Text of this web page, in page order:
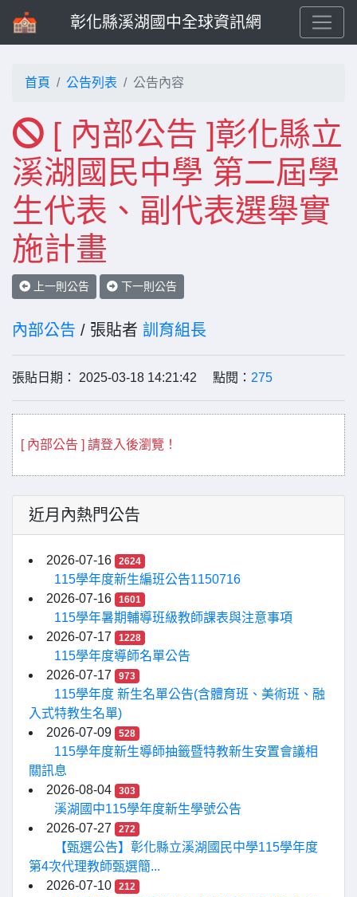
彰化縣溪湖國中全球資訊網
首頁 公告列表 公告內容
[ 內部公告 ]彰化縣立
溪湖國民中學 第二屆學
生代表、副代表選舉實
施計畫
上一則公告 下一則公告
內部公告 / 張貼者 訓育組長
張貼日期： 2025-03-18 14:21:42 點閱： 275
[ 內部公告 ] 請登入後瀏覽！
近月內熱門公告
2026-07-16 2624
115學年度新生編班公告1150716
2026-07-16
1601
115學年暑期輔導班級教師課表與注意事項
2026-07-17
1228
115學年度導師名單公告
2026-07-17
973
115學年度 新生名單公告(含體育班、美術班、融
入式特教生名單)
2026-07-09
528
115學年度新生導師抽籤暨特教新生安置會議相
關訊息
2026-08-04
303
溪湖國中115學年度新生學號公告
2026-07-27
272
【甄選公告】彰化縣立溪湖國民中學115學年度
第4次代理教師甄選簡...
2026-07-10
212